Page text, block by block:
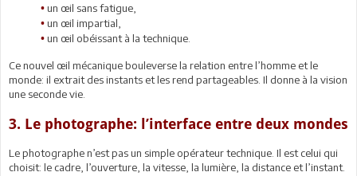
• un œil sans fatigue,
• un œil impartial,
• un œil obéissant à la technique.
Ce nouvel œil mécanique bouleverse la relation entre l’homme et le
monde: il extrait des instants et les rend partageables. Il donne à la vision
une seconde vie.
3. Le photographe: l’interface entre deux mondes
Le photographe n’est pas un simple opérateur technique. Il est celui qui
choisit: le cadre, l’ouverture, la vitesse, la lumière, la distance et l’instant.